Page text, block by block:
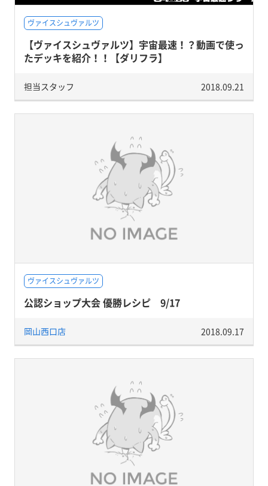
ヴァイスシュヴァルツ
【ヴァイスシュヴァルツ】宇宙最速！？動画で使っ
たデッキを紹介！！【ダリフラ】
担当スタッフ 2018.09.21
ヴァイスシュヴァルツ
公認ショップ大会 優勝レシピ 9/17
岡山西口店 2018.09.17